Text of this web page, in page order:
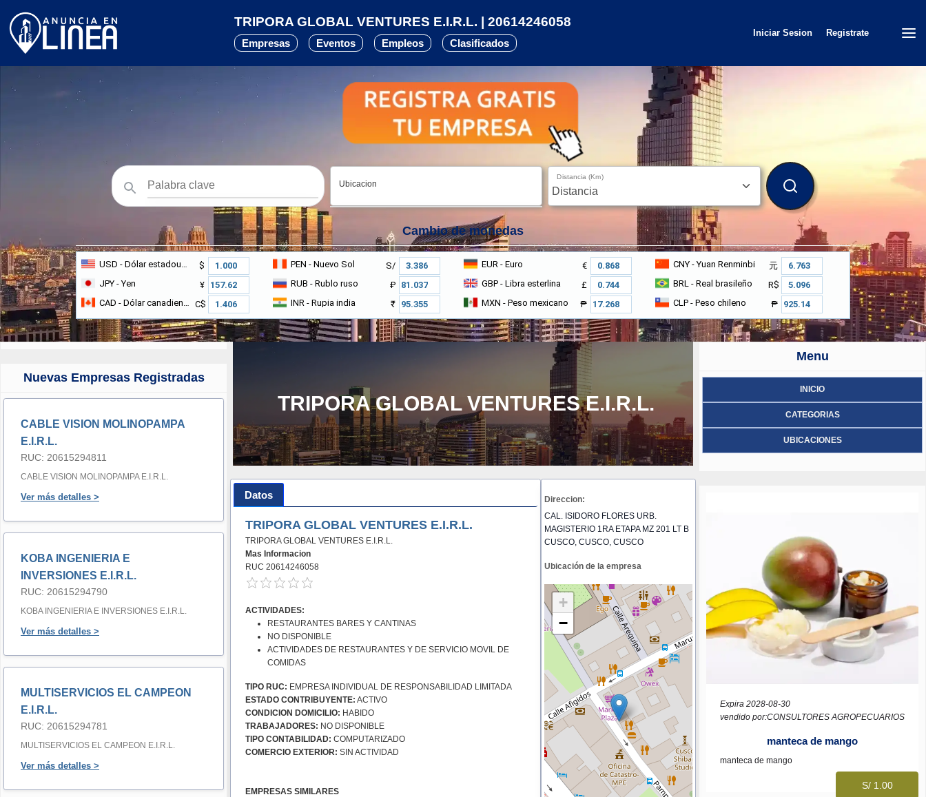
TRIPORA GLOBAL VENTURES E.I.R.L. | 20614246058
Empresas Eventos Empleos Clasificados
Iniciar Sesion Registrate
Ubicacion
Distancia (Km)
BUSCAR
Cambio de monedas
USD - Dólar estadounidense $ PEN - Nuevo Sol S/ EUR - Euro € CNY- Yuan Renminbi
元
JPY - Yen ¥ RUB - Rublo ruso ₽ GBP - Libra esterlina £ BRL - Real brasileño
R$
CAD - Dólar canadiense C$ INR - Rupia india ₹ MXN - Peso mexicano ₱ CLP- Peso chileno ₱
Nuevas Empresas Registradas
CABLE VISION MOLINOPAMPA
E.I.R.L.
RUC: 20615294811
CABLE VISION MOLINOPAMPA E.I.R.L.
Ver más detalles >
KOBA INGENIERIA E
INVERSIONES E.I.R.L.
RUC: 20615294790
KOBA INGENIERIA E INVERSIONES E.I.R.L.
Ver más detalles >
MULTISERVICIOS EL CAMPEON
E.I.R.L.
RUC: 20615294781
MULTISERVICIOS EL CAMPEON E.I.R.L.
Ver más detalles >
TRIPORA GLOBAL VENTURES E.I.R.L.
Datos
TRIPORA GLOBAL VENTURES E.I.R.L.
TRIPORA GLOBAL VENTURES E.I.R.L.
Mas Informacion
RUC 20614246058
ACTIVIDADES:
RESTAURANTES BARES Y CANTINAS
NO DISPONIBLE
ACTIVIDADES DE RESTAURANTES Y DE SERVICIO MOVIL DE
COMIDAS
TIPO RUC: EMPRESA INDIVIDUAL DE RESPONSABILIDAD LIMITADA
ESTADO CONTRIBUYENTE: ACTIVO
CONDICION DOMICILIO: HABIDO
TRABAJADORES: NO DISPONIBLE
TIPO CONTABILIDAD: COMPUTARIZADO
COMERCIO EXTERIOR: SIN ACTIVIDAD
EMPRESAS SIMILARES
Direccion:
CAL. ISIDORO FLORES URB.
MAGISTERIO 1RA ETAPA MZ 201 LT B
CUSCO, CUSCO, CUSCO
Ubicación de la empresa
+
−
Menu
INICIO
CATEGORIAS
UBICACIONES
Expira 2028-08-30
vendido por:CONSULTORES AGROPECUARIOS
manteca de mango
manteca de mango
S/ 1.00